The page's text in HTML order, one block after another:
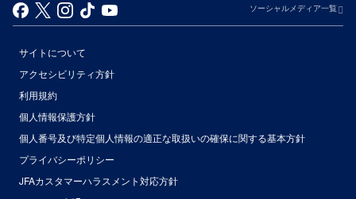
ソーシャルメディア一覧
サイトについて
アクセシビリティ方針
利用規約
個人情報保護方針
個人番号及び特定個人情報の適正な取扱いの確保に関する基本方針
プライバシーポリシー
JFAカスタマーハラスメント対応方針